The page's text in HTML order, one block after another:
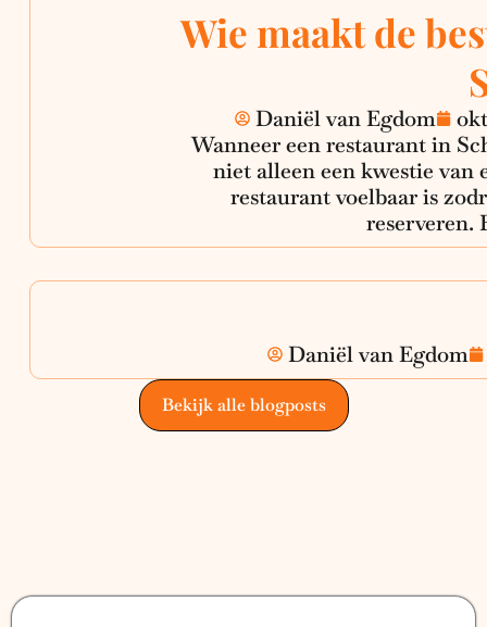
Wie maakt de
Daniël van Egdom
Wanneer een restaurant in
niet alleen een kwestie van
restaurant voelbaar is
reserveren.
Daniël van Egdom
Bekijk alle blogposts